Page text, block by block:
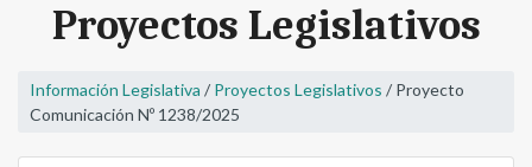
Proyectos Legislativos
Información Legislativa / Proyectos Legislativos / Proyecto
Comunicación Nº 1238/2025